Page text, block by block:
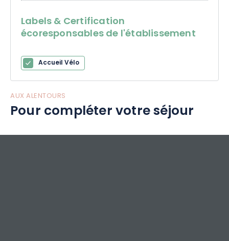
Labels & Certification
écoresponsables de l'établissement
Accueil Vélo
AUX ALENTOURS
Pour compléter votre séjour